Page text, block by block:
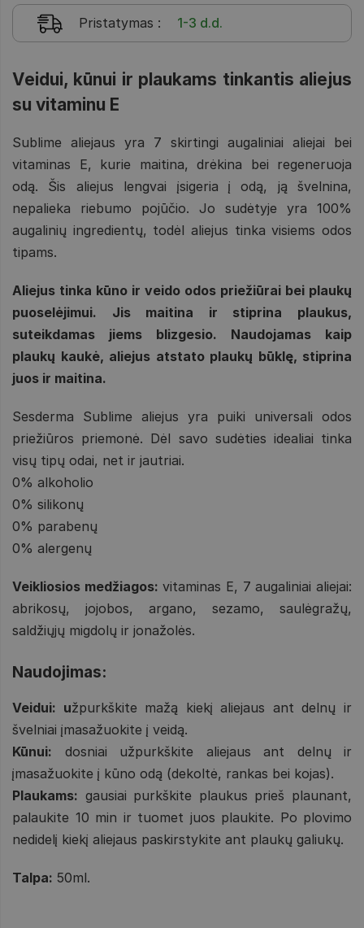
Pristatymas : 1-3 d.d.
Veidui, kūnui ir plaukams tinkantis aliejus
su vitaminu E
Sublime aliejaus yra 7 skirtingi augaliniai aliejai bei
vitaminas E, kurie maitina, drėkina bei regeneruoja
odą. Šis aliejus lengvai įsigeria į odą, ją švelnina,
nepalieka riebumo pojūčio. Jo sudėtyje yra 100%
augalinių ingredientų, todėl aliejus tinka visiems odos
tipams.
Aliejus tinka kūno ir veido odos priežiūrai bei plaukų
puoselėjimui. Jis maitina ir stiprina plaukus,
suteikdamas jiems blizgesio. Naudojamas kaip
plaukų kaukė, aliejus atstato plaukų būklę, stiprina
juos ir maitina.
Sesderma Sublime aliejus yra puiki universali odos
priežiūros priemonė. Dėl savo sudėties idealiai tinka
visų tipų odai, net ir jautriai.
0% alkoholio
0% silikonų
0% parabenų
0% alergenų
Veikliosios medžiagos: vitaminas E, 7 augaliniai aliejai:
abrikosų, jojobos, argano, sezamo, saulėgražų,
saldžiųjų migdolų ir jonažolės.
Naudojimas:
Veidui: užpurkškite mažą kiekį aliejaus ant delnų ir
švelniai įmasažuokite į veidą.
Kūnui: dosniai užpurkškite aliejaus ant delnų ir
įmasažuokite į kūno odą (dekoltė, rankas bei kojas).
Plaukams: gausiai purkškite plaukus prieš plaunant,
palaukite 10 min ir tuomet juos plaukite. Po plovimo
nedidelį kiekį aliejaus paskirstykite ant plaukų galiukų.
Talpa: 50ml.